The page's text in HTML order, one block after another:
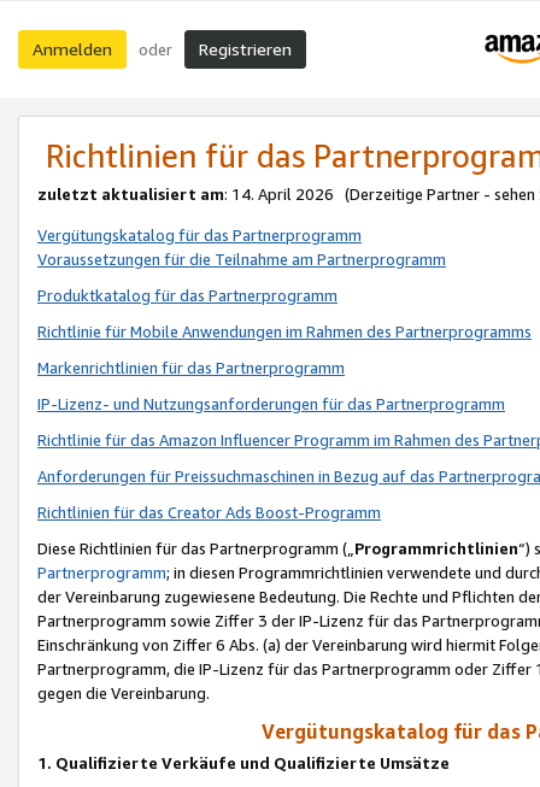
Anmelden oder Registrieren
Richtlinien für das
zuletzt aktualisiert am: 14. April 2026 (Derzeitige Partner - sehen
Vergütungskatalog für das Partnerprogramm
Voraussetzungen für die Teilnahme am Partnerprogramm
Produktkatalog für das Partnerprogramm
Richtlinie für Mobile Anwendungen im Rahmen des Partnerprogramms
Markenrichtlinien für das Partnerprogramm
IP-Lizenz- und Nutzungsanforderungen für das Partnerprogramm
Richtlinie für das Amazon Influencer Programm im Rahmen des
Anforderungen für Preissuchmaschinen in Bezug auf das
Richtlinien für das Creator Ads Boost-Programm
Diese Richtlinien für das Partnerprogramm („Programmrichtlinien“)
Partnerprogramm; in diesen Programmrichtlinien verwendete und
der Vereinbarung zugewiesene Bedeutung. Die Rechte und Pflichten
Partnerprogramm sowie Ziffer 3 der IP-Lizenz für das
Einschränkung von Ziffer 6 Abs. (a) der Vereinbarung wird hiermit
Partnerprogramm, die IP-Lizenz für das Partnerprogramm oder
gegen die Vereinbarung.
Vergütungskatalog für das
1. Qualifizierte Verkäufe und Qualifizierte Umsätze